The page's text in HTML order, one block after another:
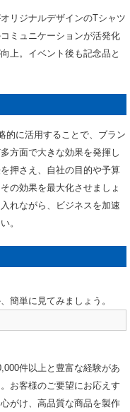
リジナルデザインのTシャツ
ミュニケーションが活発化
上。イベント後も記念品と
的に活用することで、ブラン
方面で大きな効果を発揮し
押さえ、自社の目的や予算
の効果を最大化させましょ
れながら、ビジネスを加速
。
簡単に見てみましょう。
件以上と豊富な経験があ
お客様のご要望にお応えす
がけ、高品質な商品を製作